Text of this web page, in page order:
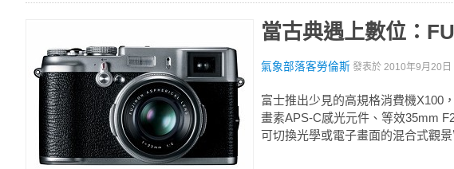
當古典遇上數位：
氣象部落客勞倫斯 發表於 2010年9月20日
富士推出少見的高規格消費機X100
畫素APS-C感光元件、等效35mm
可切換光學或電子畫面的混合式觀